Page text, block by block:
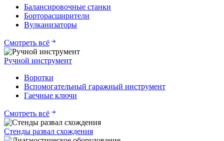
Балансировочные станки
Борторасширители
Вулканизаторы
Смотреть всё
Ручной инструмент
Воротки
Вспомогательный гаражный инструмент
Гаечные ключи
Смотреть всё
Стенды развал схождения